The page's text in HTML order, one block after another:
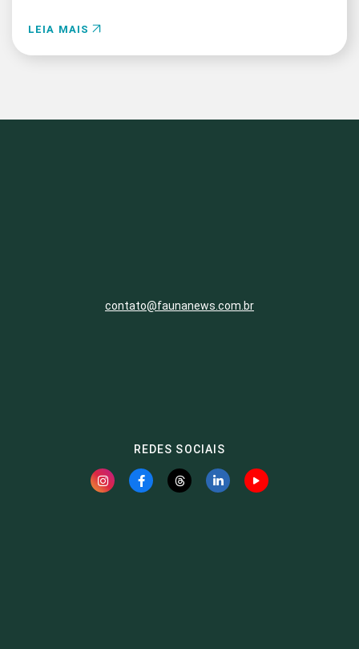
LEIA MAIS
contato@faunanews.com.br
REDES SOCIAIS